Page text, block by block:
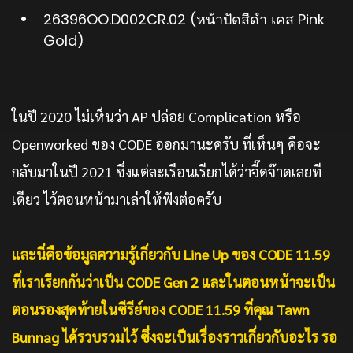
26396OO.D002CR.02 (หน้าปัดสีดำ เคส Pink
Gold)
ในปี 2020 ไม่เห็นว่า AP ปล่อย Complication หรือ
Openworked ของ CODE ออกมานะครับ ที่เห็นๆ คือจะ
กลับมาในปี 2021 ซึ่งแต่ละเรือนเรียกได้ว่าจี๊ดจ๊าดเลยที
เดียว ไว้ตอนหน้ามาเล่าให้ฟังต่อครับ
และนี่คือข้อมูลความรู้เกี่ยวกับ Line Up ของ CODE 11.59
ที่เราเรียกกันว่าเป็น CODE Gen 2 และในตอนหน้าจะเป็น
ตอนรองสุดท้ายในซีรีย์ของ CODE 11.59 ที่คุณ Tawn
Bunnagได้รวบรวมไว้ ซึ่งจะเป็นเรื่องราวเกี่ยวกับอะไร รอ